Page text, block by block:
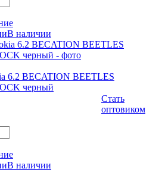
В наличии
6.2 BECATION BEETLES
черный
Стать
оптовиком
В наличии